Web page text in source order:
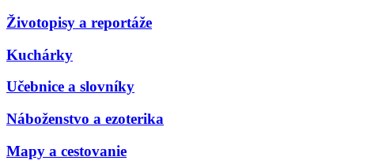
Životopisy a reportáže
Kuchárky
Učebnice a slovníky
Náboženstvo a ezoterika
Mapy a cestovanie